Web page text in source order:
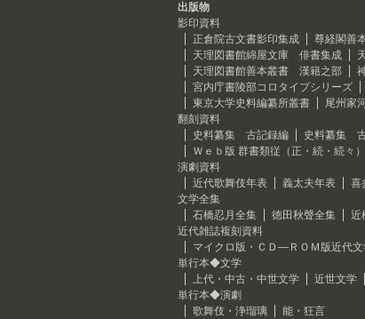
出版物
影印資料
正倉院古文書影印集成
尊経閣善
天理図書館綿屋文庫 俳書集成
天理図書館善本叢書 漢籍之部
宮内庁書陵部コロタイプシリーズ
東京大学史料編纂所叢書
尾州家
翻刻資料
史料纂集 古記録編
史料纂集
Ｗｅｂ版 群書類従（正・続・続々）
演劇資料
近代歌舞伎年表
義太夫年表
喜
文学全集
石橋忍月全集
徳田秋聲全集
近
近代雑誌複刻資料
マイクロ版・ＣＤ―ＲＯＭ版近代文
単行本◆文学
上代・中古・中世文学
近世文学
単行本◆演劇
歌舞伎・浄瑠璃
能・狂言